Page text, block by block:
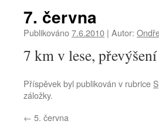
7. června
Publikováno7.6.2010 | Autor:
7 km v lese,
Příspěvek byl publikován v rubrice
záložky.
← 5. června